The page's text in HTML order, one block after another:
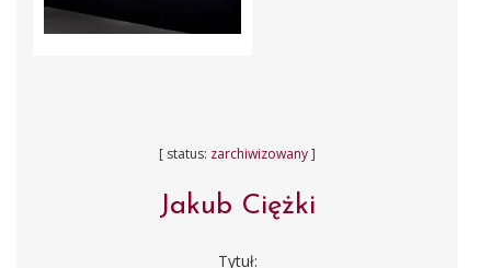
[ status: zarchiwizowany]
Jakub Ciężki
Tytuł: